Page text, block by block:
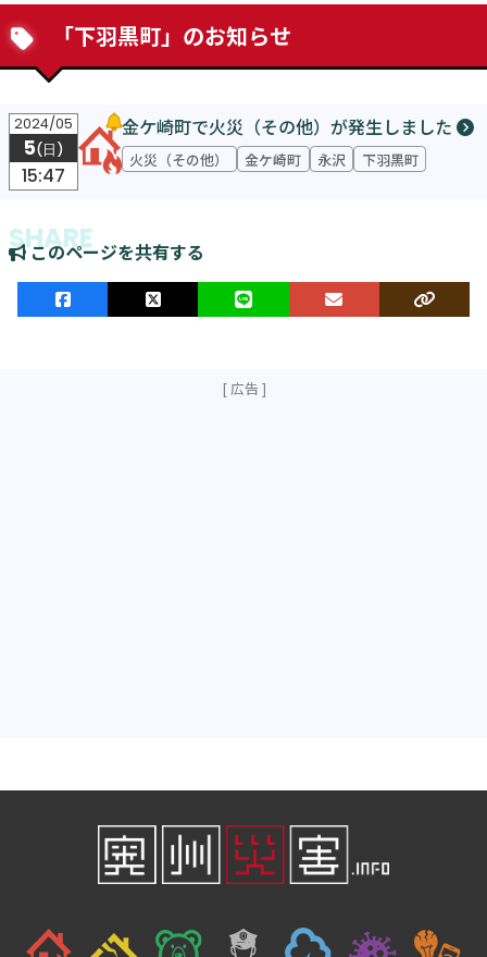
「下羽黒町」のお知らせ
2024/05
5(日)
15:47
金ケ崎町で火災（その他）が発生しました
火災（その他） 金ケ崎町 永沢 下羽黒町
このページを共有する